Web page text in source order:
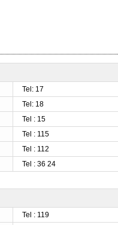
Tel: 17
Tel: 18
Tel : 15
Tel : 115
Tel : 112
Tel : 36 24
Tel : 119